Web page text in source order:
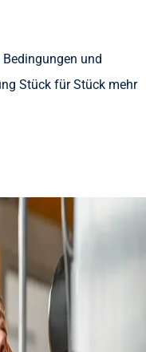
und
Stück für Stück mehr